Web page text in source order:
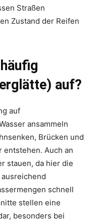
Straßen
Zustand der Reifen
auf?
auf
ansammeln
Brücken und
entstehen. Auch an
stauen, da hier die
schnell
stellen eine
besonders bei